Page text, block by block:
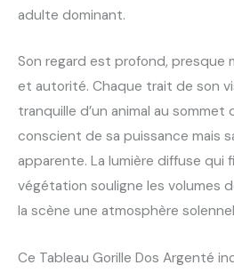
adulte dominant.
Son regard est profond, presque
et autorité. Chaque trait de son
tranquille d’un animal au sommet
conscient de sa puissance mais
apparente. La lumière diffuse qui
végétation souligne les volumes
la scène une atmosphère
Ce Tableau Gorille Dos Argenté